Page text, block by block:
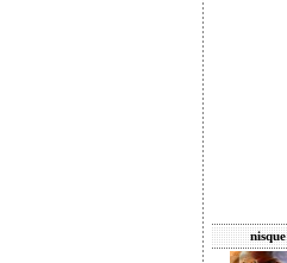
nisque